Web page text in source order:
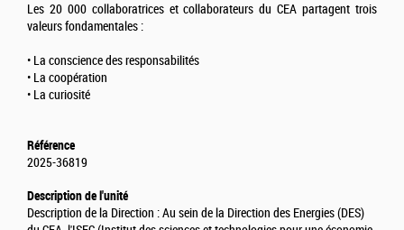
Les 20 000 collaboratrices et collaborateurs du CEA partagent trois
valeurs fondamentales :
• La conscience des responsabilités
• La coopération
• La curiosité
Référence
2025-36819
Description de l'unité
Description de la Direction : Au sein de la Direction des Energies (DES)